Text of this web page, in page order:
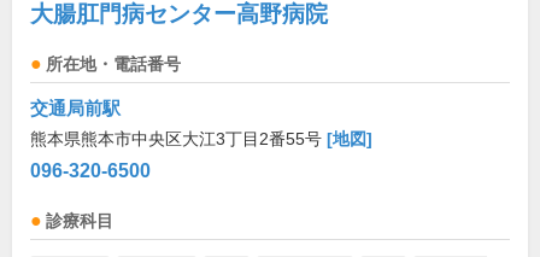
大腸肛門病センター高野病院
所在地・電話番号
交通局前駅
熊本県熊本市中央区大江3丁目2番55号 [地図]
096-320-6500
診療科目